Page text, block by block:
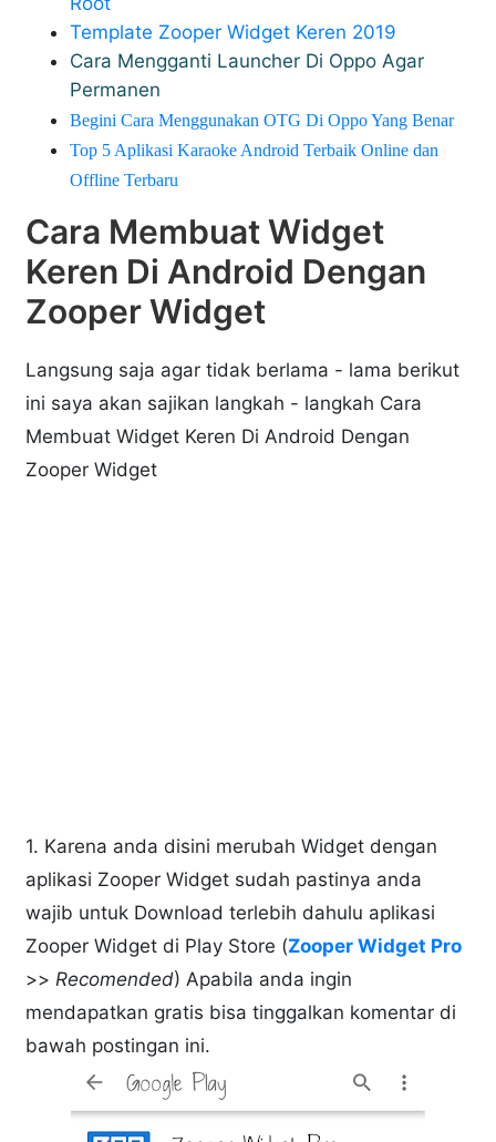
Template Zooper Widget Keren 2019
Cara Mengganti Launcher Di Oppo Agar
Permanen
Begini Cara Menggunakan OTG Di Oppo Yang Benar
Top 5 Aplikasi Karaoke Android Terbaik Online dan
Offline Terbaru
Cara Membuat Widget
Keren Di Android Dengan
Zooper Widget
Langsung saja agar tidak berlama - lama berikut
ini saya akan sajikan langkah - langkah Cara
Membuat Widget Keren Di Android Dengan
Zooper Widget
1. Karena anda disini merubah Widget dengan
aplikasi Zooper Widget sudah pastinya anda
wajib untuk Download terlebih dahulu aplikasi
Zooper Widget di Play Store (Zooper Widget Pro
>> Recomended) Apabila anda ingin
mendapatkan gratis bisa tinggalkan komentar di
bawah postingan ini.